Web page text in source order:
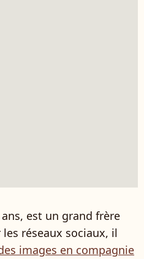
ans, est un grand frère
réseaux sociaux, il
images en compagnie